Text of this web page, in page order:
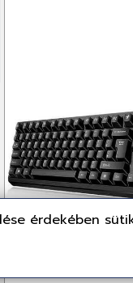
érdekében